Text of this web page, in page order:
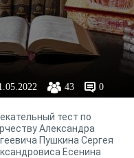
43 0
тест по
Александра
Пушкина Сергея
Есенина